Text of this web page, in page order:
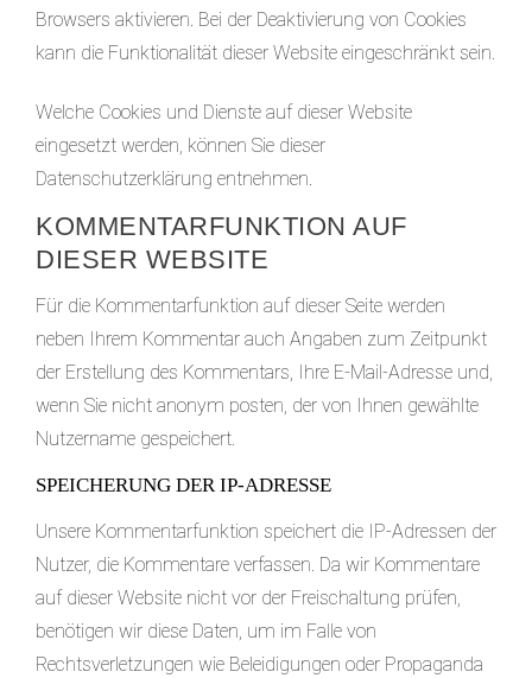
Browsers aktivieren. Bei der Deaktivierung von Cookies
kann die Funktionalität dieser Website eingeschränkt sein.
Welche Cookies und Dienste auf dieser Website
eingesetzt werden, können Sie dieser
Datenschutzerklärung entnehmen.
KOMMENTAR­FUNKTION AUF
DIESER WEBSITE
Für die Kommentarfunktion auf dieser Seite werden
neben Ihrem Kommentar auch Angaben zum Zeitpunkt
der Erstellung des Kommentars, Ihre E-Mail-Adresse und,
wenn Sie nicht anonym posten, der von Ihnen gewählte
Nutzername gespeichert.
SPEICHERUNG DER IP-ADRESSE
Unsere Kommentarfunktion speichert die IP-Adressen der
Nutzer, die Kommentare verfassen. Da wir Kommentare
auf dieser Website nicht vor der Freischaltung prüfen,
benötigen wir diese Daten, um im Falle von
Rechtsverletzungen wie Beleidigungen oder Propaganda